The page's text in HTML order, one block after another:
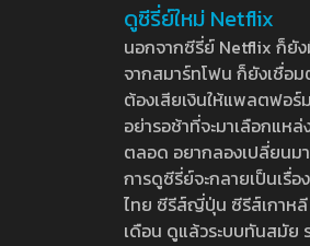
ดูซีรี่ย์ใหม่ Netflix
นอกจากซีรี่ย์ Netflix ก็ยัง
จากสมาร์ทโฟน ก็ยังเชื่อ
ต้องเสียเงินให้แพลตฟอร์
อย่ารอช้าที่จะมาเลือกแห
ตลอด อยากลองเปลี่ยนม
การดูซีรี่ย์จะกลายเป็นเรื่
ไทย ซีรีส์ญี่ปุ่น ซีรีส์เกาหลี
เดือน ดูแล้วระบบทันสมัย